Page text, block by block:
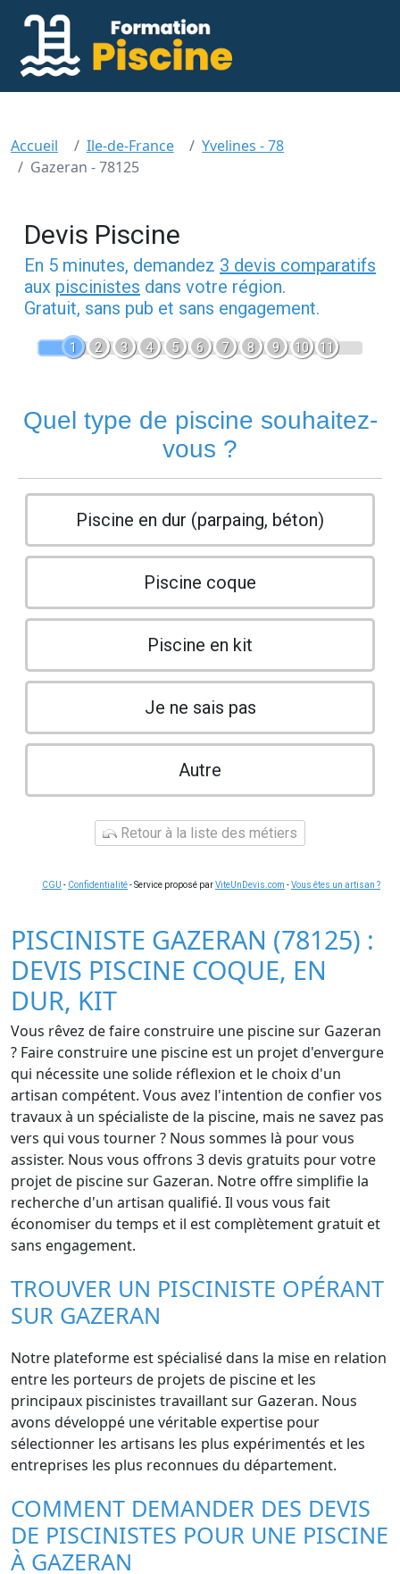
Accueil Ile-de-France
Yvelines - 78
Gazeran - 78125
Devis Piscine
En 5 minutes, demandez 3 devis comparatifs
aux piscinistes dans votre région.
Gratuit, sans pub et sans engagement.
1 2 3 4 5 6 7 8 9 10 11
Quel type de piscine souhaitez-
vous ?
Piscine en dur (parpaing, béton)
Piscine coque
Piscine en kit
Je ne sais pas
Autre
Retour à la liste des métiers
CGU - Confidentialité- Service proposé parViteUnDevis.com -Vous êtes un artisan ?
PISCINISTE GAZERAN (78125) :
DEVIS PISCINE COQUE, EN
DUR, KIT
Vous rêvez de faire construire une piscine sur Gazeran
? Faire construire une piscine est un projet d'envergure
qui nécessite une solide réflexion et le choix d'un
artisan compétent. Vous avez l'intention de confier vos
travaux à un spécialiste de la piscine, mais ne savez pas
vers qui vous tourner ? Nous sommes là pour vous
assister. Nous vous offrons 3 devis gratuits pour votre
projet de piscine sur Gazeran. Notre offre simplifie la
recherche d'un artisan qualifié. Il vous vous fait
économiser du temps et il est complètement gratuit et
sans engagement.
TROUVER UN PISCINISTE OPÉRANT
SUR GAZERAN
Notre plateforme est spécialisé dans la mise en relation
entre les porteurs de projets de piscine et les
principaux piscinistes travaillant sur Gazeran. Nous
avons développé une véritable expertise pour
sélectionner les artisans les plus expérimentés et les
entreprises les plus reconnues du département.
COMMENT DEMANDER DES DEVIS
DE PISCINISTES POUR UNE PISCINE
À GAZERAN